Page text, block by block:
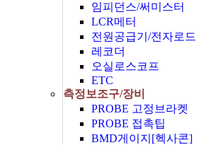
임피던스/써미스터
LCR메터
전원공급기/전자로드
레코더
오실로스코프
ETC
측정보조구/장비
PROBE 고정브라켓
PROBE 접촉팁
BMD게이지[헥사콘]